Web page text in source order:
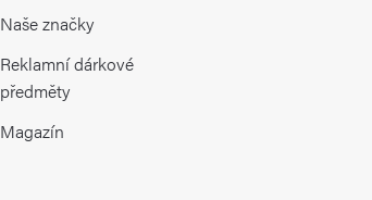
Naše značky
Reklamní dárkové
předměty
Magazín